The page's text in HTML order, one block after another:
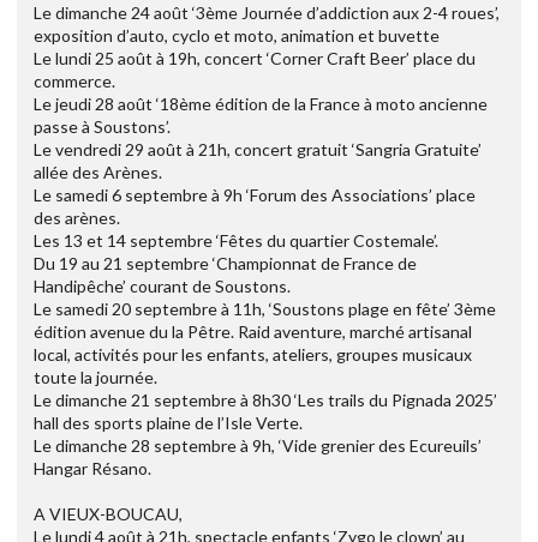
Le dimanche 24 août ‘3ème Journée d’addiction aux 2-4 roues’,
exposition d’auto, cyclo et moto, animation et buvette
Le lundi 25 août à 19h, concert ‘Corner Craft Beer’ place du
commerce.
Le jeudi 28 août ‘18ème édition de la France à moto ancienne
passe à Soustons’.
Le vendredi 29 août à 21h, concert gratuit ‘Sangria Gratuite’
allée des Arènes.
Le samedi 6 septembre à 9h ‘Forum des Associations’ place
des arènes.
Les 13 et 14 septembre ‘Fêtes du quartier Costemale’.
Du 19 au 21 septembre ‘Championnat de France de
Handipêche’ courant de Soustons.
Le samedi 20 septembre à 11h, ‘Soustons plage en fête’ 3ème
édition avenue du la Pêtre. Raid aventure, marché artisanal
local, activités pour les enfants, ateliers, groupes musicaux
toute la journée.
Le dimanche 21 septembre à 8h30 ‘Les trails du Pignada 2025’
hall des sports plaine de l’Isle Verte.
Le dimanche 28 septembre à 9h, ‘Vide grenier des Ecureuils’
Hangar Résano.
A VIEUX-BOUCAU,
Le lundi 4 août à 21h, spectacle enfants ‘Zygo le clown’ au